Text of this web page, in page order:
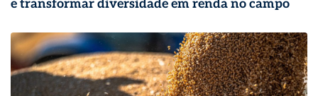
e transformar diversidade em renda no campo